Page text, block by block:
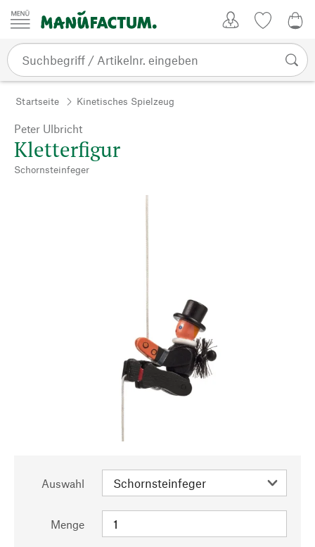
Zum Inhalt springen
Startseite Kinetisches Spielzeug
Peter Ulbricht
Kletterfigur
Schornsteinfeger
Auswahl
Menge